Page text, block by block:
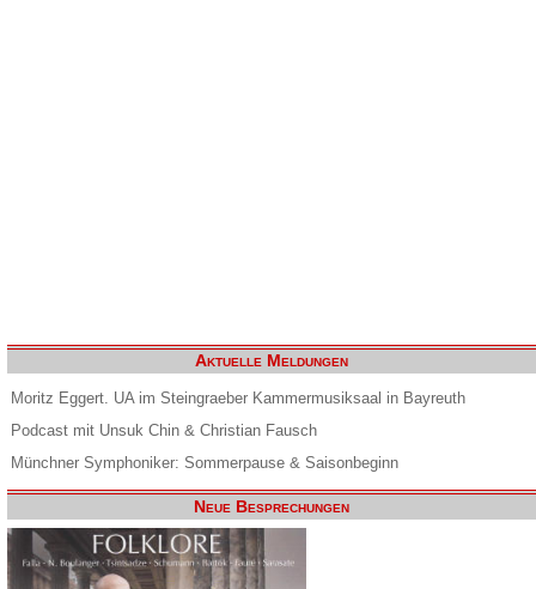
Aktuelle Meldungen
Moritz Eggert. UA im Steingraeber Kammermusiksaal in Bayreuth
Podcast mit Unsuk Chin & Christian Fausch
Münchner Symphoniker: Sommerpause & Saisonbeginn
Neue Besprechungen